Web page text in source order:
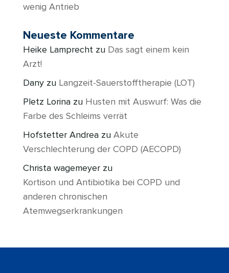
wenig Antrieb
Neueste Kommentare
Heike Lamprechtzu Das sagt einem kein
Arzt!
Danyzu Langzeit-Sauerstofftherapie (LOT)
Pletz Lorinazu Husten mit Auswurf: Was die
Farbe des Schleims verrät
Hofstetter Andreazu Akute
Verschlechterung der COPD (AECOPD)
Christa wagemeyerzu
Kortison und Antibiotika bei COPD und
anderen chronischen
Atemwegserkrankungen